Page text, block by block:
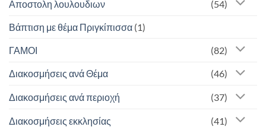
Αποστολη λουλουδιων (54)
Βάπτιση με θέμα Πριγκίπισσα (1)
ΓΑΜΟΙ (82)
Διακοσμήσεις ανά Θέμα (46)
Διακοσμήσεις ανά περιοχή (37)
Διακοσμήσεις εκκλησίας (41)